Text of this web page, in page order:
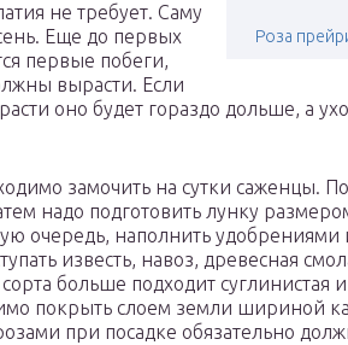
Роза
не требует. Саму
Еще до первых
первые побеги,
вырасти. Если
оно будет гораздо дольше, а
замочить на сутки саженцы.
надо подготовить лунку
очередь, наполнить удобрениями
известь, навоз, древесная
больше подходит суглинистая
покрыть слоем земли шириной
при посадке обязательно